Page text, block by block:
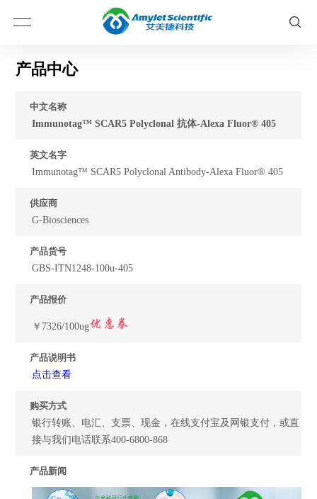
产品中心
中文名称
Immunotag™ SCAR5 Polyclonal 抗体-Alexa Fluor® 405
英文名字
Immunotag™ SCAR5 Polyclonal Antibody-Alexa Fluor® 405
供应商
G-Biosciences
产品货号
GBS-ITN1248-100u-405
产品报价
￥7326/100ug
产品说明书
点击查看
购买方式
银行转账、电汇、支票、现金，在线支付宝及网银支付，或直
接与我们电话联系400-6800-868
产品新闻